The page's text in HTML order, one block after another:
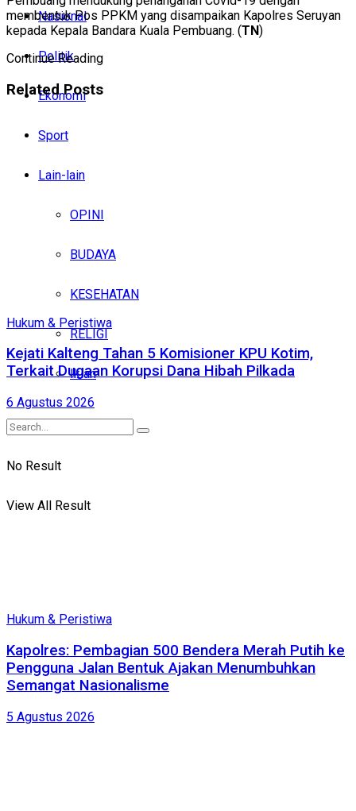
Nasional
Politik
Ekonomi
Sport
Lain-lain
OPINI
BUDAYA
KESEHATAN
RELIGI
Iklan
No Result
View All Result
membentuk Pos PPKM yang disampaikan Kapolres Seruyan
kepada Kepala Bandara Kuala Pembuang. (TN)
Continue Reading
RelatedPosts
Hukum & Peristiwa
Kejati Kalteng Tahan 5 Komisioner KPU Kotim,
Terkait Dugaan Korupsi Dana Hibah Pilkada
6 Agustus 2026
Hukum & Peristiwa
Kapolres: Pembagian 500 Bendera Merah Putih ke
Pengguna Jalan Bentuk Ajakan Menumbuhkan
Semangat Nasionalisme
5 Agustus 2026